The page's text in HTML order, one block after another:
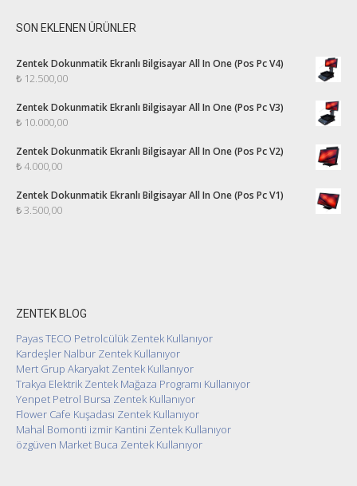
SON EKLENEN ÜRÜNLER
Zentek Dokunmatik Ekranlı Bilgisayar All In One (Pos Pc V4)
₺ 12.500,00
Zentek Dokunmatik Ekranlı Bilgisayar All In One (Pos Pc V3)
₺ 10.000,00
Zentek Dokunmatik Ekranlı Bilgisayar All In One (Pos Pc V2)
₺4.000,00
Zentek Dokunmatik Ekranlı Bilgisayar All In One (Pos Pc V1)
₺3.500,00
ZENTEK BLOG
Payas TECO Petrolcülük Zentek Kullanıyor
Kardeşler Nalbur Zentek Kullanıyor
Mert Grup Akaryakıt Zentek Kullanıyor
Trakya Elektrik Zentek Mağaza Programı Kullanıyor
Yenpet Petrol Bursa Zentek Kullanıyor
Flower Cafe Kuşadası Zentek Kullanıyor
Mahal Bomonti izmir Kantini Zentek Kullanıyor
özgüven Market Buca Zentek Kullanıyor